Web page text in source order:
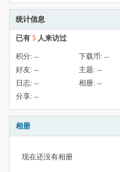
统计信息
已有 5 人来访过
积分: -- 下载币: --
好友: -- 主题: --
日志: -- 相册: --
分享: --
相册
现在还没有相册